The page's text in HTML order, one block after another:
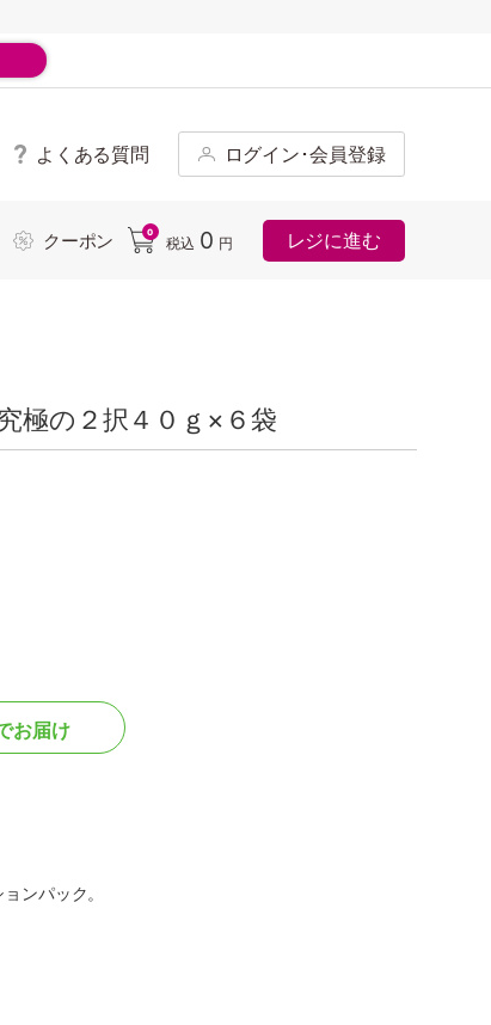
よくある質問 ログイン･会員登録
クーポン 0
税込 0 円 レジに進む
の２択４０ｇ×６袋
お届け
ンパック。